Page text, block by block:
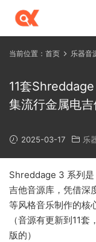
当前位置： 首页 乐器音
11套
集流行金属电
2025-03-17 乐
Shreddage 3 系列
吉他音源库，凭借深
等风格音乐制作的核
（音源有更新到11
版的）